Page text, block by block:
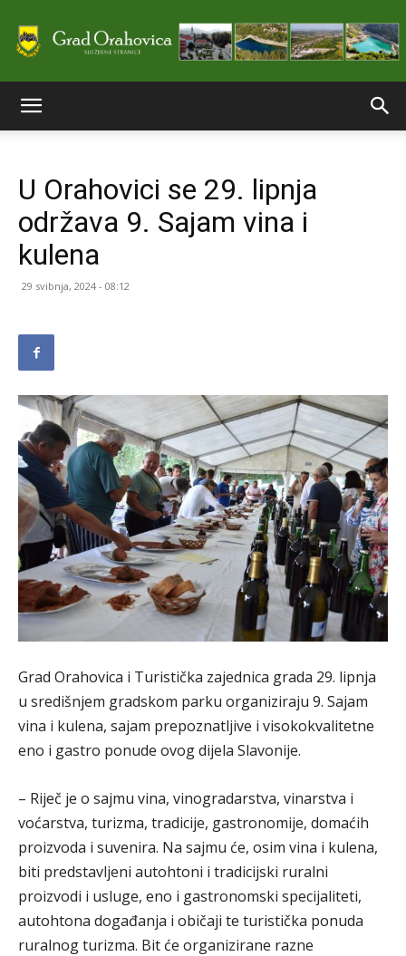
stranice
U Orahovici se 29. lipnja
održava 9. Sajam vina i
kulena
29 svibnja, 2024 - 08:12
Grad Orahovica i Turistička zajednica grada 29. lipnja
u središnjem gradskom parku organiziraju 9. Sajam
vina i kulena, sajam prepoznatljive i visokokvalitetne
eno i gastro ponude ovog dijela Slavonije.
– Riječ je o sajmu vina, vinogradarstva, vinarstva i
voćarstva, turizma, tradicije, gastronomije, domaćih
proizvoda i suvenira. Na sajmu će, osim vina i kulena,
biti predstavljeni autohtoni i tradicijski ruralni
proizvodi i usluge, eno i gastronomski specijaliteti,
autohtona događanja i običaji te turistička ponuda
ruralnog turizma. Bit će organizirane razne